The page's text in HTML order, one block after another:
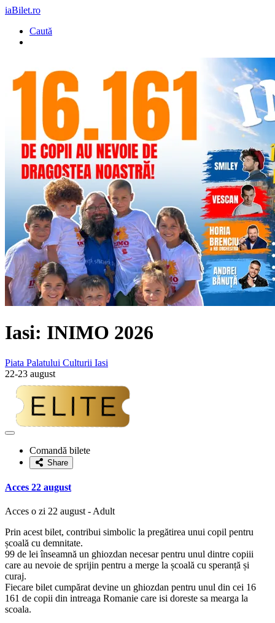
iaBilet.ro
Caută
Iasi: INIMO 2026
Piata Palatului Culturii Iasi
22-23 august
Adaugă
favoriteComandă bilete
Share
Acces 22 august
Acces o zi 22 august - Adult
Prin acest bilet, contribui simbolic la pregătirea unui copil pentru
școală cu demnitate.
99 de lei înseamnă un ghiozdan necesar pentru unul dintre copiii
care au nevoie de sprijin pentru a merge la școală cu speranță și
curaj.
Fiecare bilet cumpărat devine un ghiozdan pentru unul din cei 16
161 de copii din intreaga Romanie care isi doreste sa mearga la
scoala.